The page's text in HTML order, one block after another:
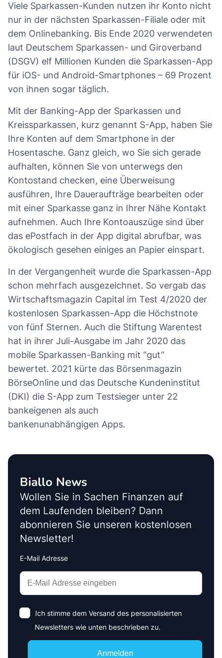
Viele Sparkassen-Kunden nutzen ihr Konto nicht
nur in der nächsten Sparkassen-Filiale oder mit
dem Onlinebanking. Bis Ende 2020 verwendeten
laut Deutschem Sparkassen- und Giroverband
(DSGV) elf Millionen Kunden die Sparkassen-App
für iOS- und Android-Smartphones – 69 Prozent
von ihnen sogar täglich.
Mit der Banking-App der Sparkassen und
Kreissparkassen, kurz genannt S-App, haben Sie
Ihre Konten auf dem Smartphone in der
Hosentasche. Ganz gleich, wo Sie sich gerade
aufhalten, können Sie von unterwegs den
Kontostand checken, eine Überweisung
ausführen, Ihre Daueraufträge bearbeiten oder
mit einer Sparkasse ganz in Ihrer Nähe Kontakt
aufnehmen. Auch Ihre Kontoauszüge sind über
das ePostfach in der App digital abrufbar, was
ökologisch gesehen einiges an Papier einspart.
In der Vergangenheit wurde die Sparkassen-App
schon mehrfach ausgezeichnet. So vergab das
Wirtschaftsmagazin Capital im Test 4/2020 der
kostenlosen Sparkassen-App die Höchstnote
von fünf Sternen. Auch die Stiftung Warentest
hat in ihrer Juli-Ausgabe im Jahr 2020 das
mobile Sparkassen-Banking mit “gut”
bewertet. 2021 kürte das Börsenmagazin
BörseOnline und das Deutsche Kundeninstitut
(DKI) die S-App zum Testsieger unter 22
bankeigenen als auch
bankenunabhängigen Apps.
Biallo News
Wollen Sie in Sachen Finanzen auf
dem Laufenden bleiben? Dann
abonnieren Sie unseren kostenlosen
Newsletter!
E-Mail Adresse
Interests
Amount
Anmelden
Ich stimme dem Versand des personalisierten
Newsletters wie unten beschrieben zu.